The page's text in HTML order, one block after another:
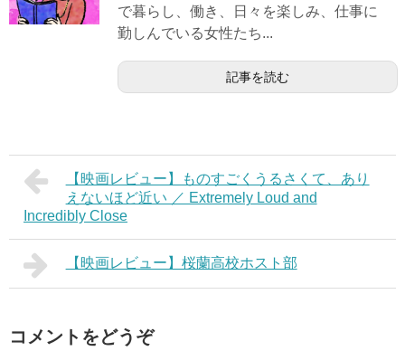
で暮らし、働き、日々を楽しみ、仕事に
勤しんでいる女性たち...
記事を読む
【映画レビュー】ものすごくうるさくて、あり
えないほど近い ／ Extremely Loud and
Incredibly Close
【映画レビュー】桜蘭高校ホスト部
コメントをどうぞ